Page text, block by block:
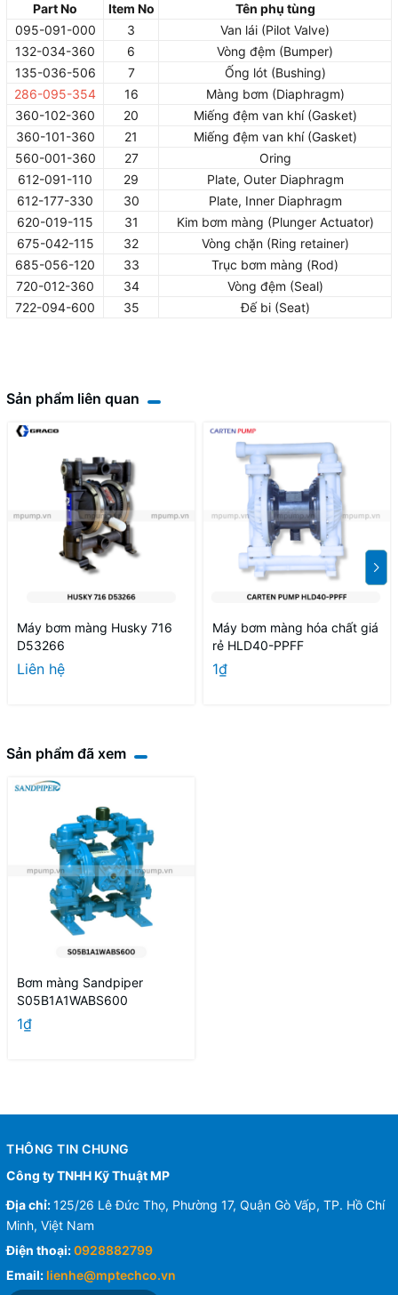
Part No Item No
Tên phụ tùng
095-091-000
3
Van lái (Pilot Valve)
132-034-360
6
Vòng đệm (Bumper)
135-036-506
7
Ống lót (Bushing)
286-095-354
16
Màng bơm (Diaphragm)
360-102-360
20
Miếng đệm van khí (Gasket)
360-101-360
21
Miếng đệm van khí (Gasket)
560-001-360
27
Oring
612-091-110
29
Plate, Outer Diaphragm
612-177-330
30
Plate, Inner Diaphragm
620-019-115
31
Kim bơm màng (Plunger Actuator)
675-042-115
32
Vòng chặn (Ring retainer)
685-056-120
33
Trục bơm màng (Rod)
720-012-360
34
Vòng đệm (Seal)
722-094-600
35 Đế bi (Seat)
Sản phẩm liên quan
Máy bơm màng Husky 716
D53266
Liên hệ
Máy bơm màng hóa chất giá
rẻ HLD40-PPFF
1₫
Sản phẩm đã xem
Bơm màng Sandpiper
S05B1A1WABS600
1₫
THÔNG TIN CHUNG
Công ty TNHH Kỹ Thuật MP
Địa chỉ:125/26 Lê Đức Thọ, Phường 17, Quận Gò Vấp, TP. Hồ Chí
Minh, Việt Nam
Điện thoại:0928882799
Email: lienhe@mptechco.vn